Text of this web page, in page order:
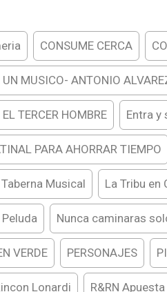
CONSUME CERCA
UN MUSICO- ANTONIO
EL TERCER HOMBRE Entra y
PARA AHORRAR TIEMPO
Musical La Tribu en
Nunca caminaras
VERDE PERSONAJES
Lonardi R&RN